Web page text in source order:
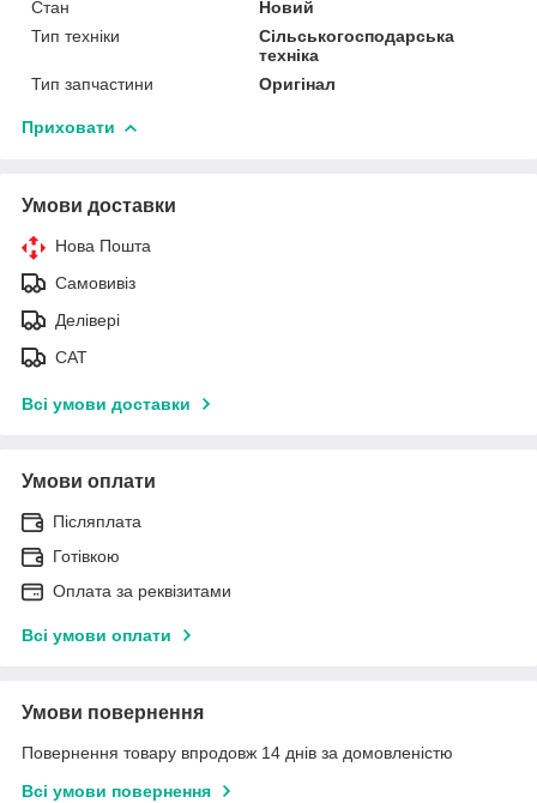
Стан
Новий
Тип техніки
Сільськогосподарська
техніка
Тип запчастини
Оригінал
Приховати
Умови доставки
Нова Пошта
Самовивіз
Делівері
САТ
Всі умови доставки
Умови оплати
Післяплата
Готівкою
Оплата за реквізитами
Всі умови оплати
Умови повернення
Повернення товару впродовж 14 днів за домовленістю
Всі умови повернення